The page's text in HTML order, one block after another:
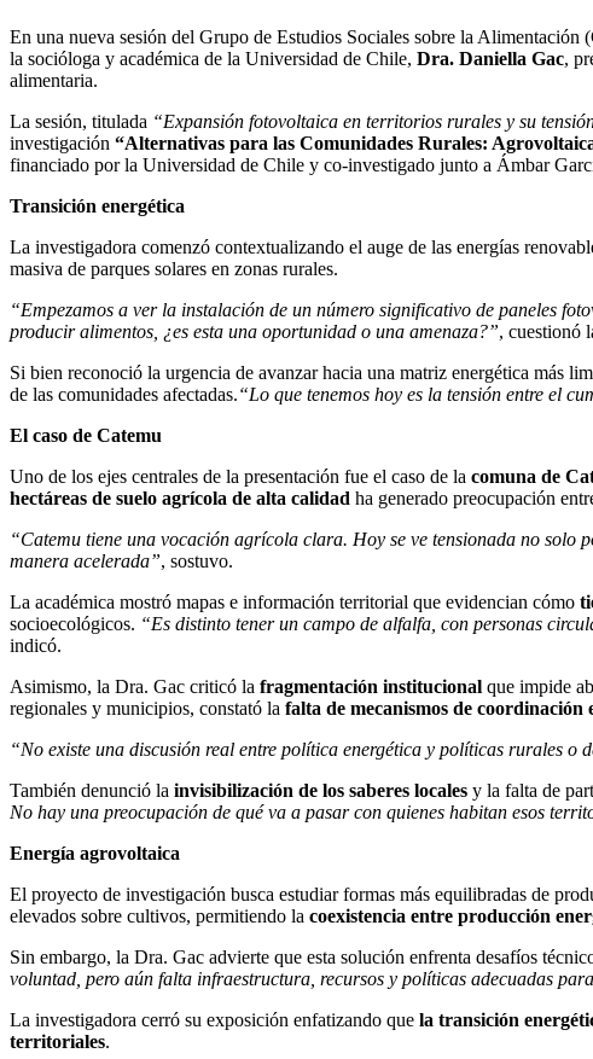
En una nueva sesión del Grupo de Estudios Sociales sobre la
la socióloga y académica de la Universidad de Chile, Dra. Daniella Gac,
alimentaria.
La sesión, titulada “Expansión fotovoltaica en territorios rurales y su
investigación “Alternativas para las Comunidades Rurales:
financiado por la Universidad de Chile y co-investigado junto a Ámbar
Transición energética
La investigadora comenzó contextualizando el auge de las energías
masiva de parques solares en zonas rurales.
“Empezamos a ver la instalación de un número significativo de paneles
producir alimentos, ¿es esta una oportunidad o una amenaza?”, cuestionó
Si bien reconoció la urgencia de avanzar hacia una matriz energética más
de las comunidades afectadas.“Lo que tenemos hoy es la tensión entre el
El caso de Catemu
Uno de los ejes centrales de la presentación fue el caso de la comuna de
hectáreas de suelo agrícola de alta calidad ha generado preocupación
“Catemu tiene una vocación agrícola clara. Hoy se ve tensionada no
manera acelerada”, sostuvo.
La académica mostró mapas e información territorial que evidencian cómo
socioecológicos. “Es distinto tener un campo de alfalfa, con personas
indicó.
Asimismo, la Dra. Gac criticó la fragmentación institucional que impide
regionales y municipios, constató la falta de mecanismos de coordinación
“No existe una discusión real entre política energética y políticas rurales
También denunció la invisibilización de los saberes locales y la falta de
No hay una preocupación de qué va a pasar con quienes habitan esos
Energía agrovoltaica
El proyecto de investigación busca estudiar formas más equilibradas de
elevados sobre cultivos, permitiendo la coexistencia entre producción
Sin embargo, la Dra. Gac advierte que esta solución enfrenta desafíos
voluntad, pero aún falta infraestructura, recursos y políticas adecuadas
La investigadora cerró su exposición enfatizando que la transición
territoriales.